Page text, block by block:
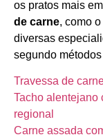
os pratos mais
de carne, como o
diversas
segundo
Travessa de
Tacho alentejano
regional
Carne assada